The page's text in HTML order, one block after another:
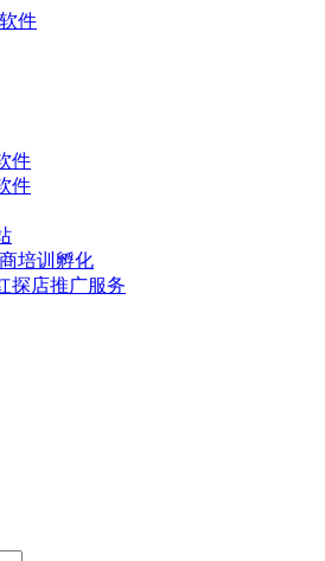
件
件
培训孵化
探店推广服务